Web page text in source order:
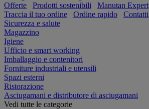
Offerte Prodotti sostenibili
Manutan Expert
Traccia il tuo ordine
Ordine rapido
Contatti
Sicurezza e salute
Magazzino
Igiene
Ufficio e smart working
Imballaggio e contenitori
Forniture industriali e utensili
Spazi esterni
Ristorazione
Asciugamani e distributore di asciugamani
Vedi tutte le categorie